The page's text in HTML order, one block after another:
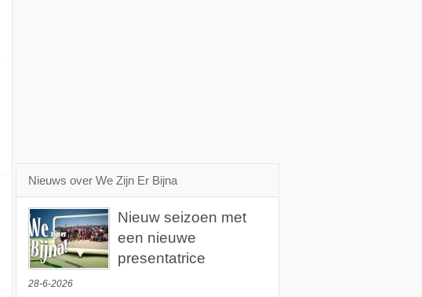
Nieuws over We Zijn Er Bijna
Nieuw seizoen met
een nieuwe
presentatrice
28-6-2026